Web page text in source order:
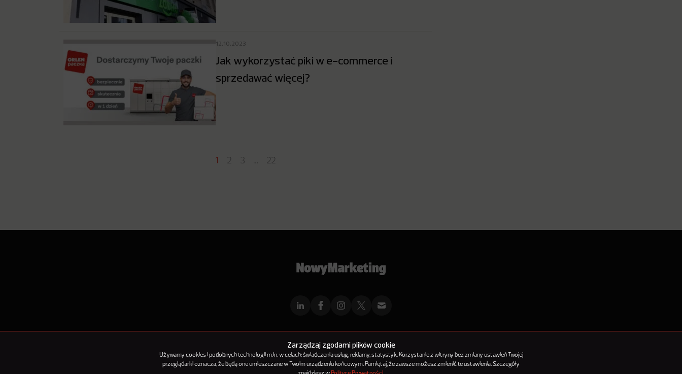
Zarządzaj zgodami plików cookie
Używamy cookies i podobnych technologii m.in. w celach: świadczenia usług, reklamy, statystyk. Korzystanie z witryny bez zmiany ustawień Twojej
przeglądarki oznacza, że będą one umieszczane w Twoim urządzeniu końcowym. Pamiętaj, że zawsze możesz zmienić te ustawienia. Szczegóły
12.10.2023
Jak wykorzystać piki w e-commerce i
sprzedawać więcej?
1 2 3 … 22
ReklamaKontaktPolityka PrywatnościKanał RSS